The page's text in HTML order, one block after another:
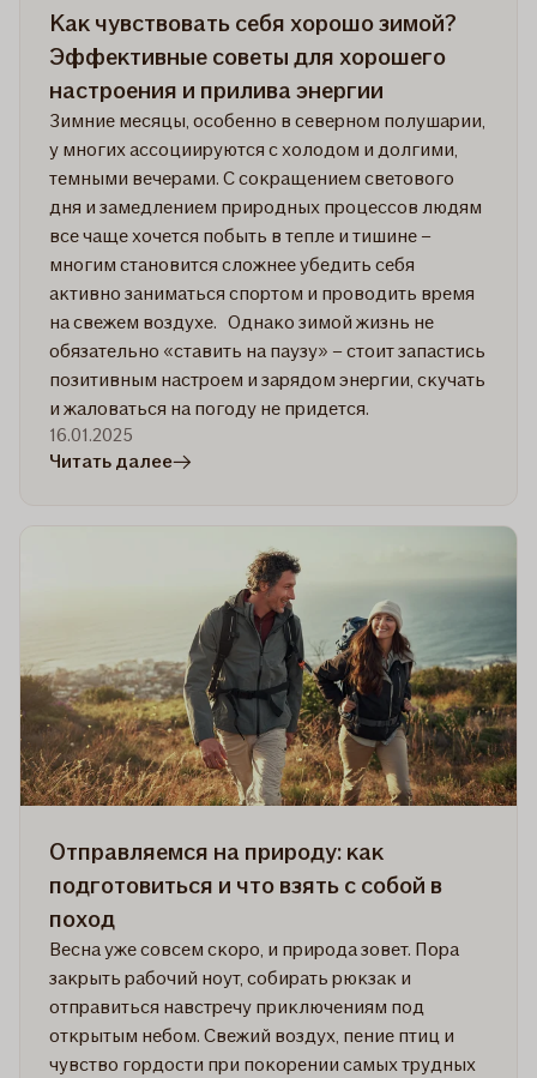
Как чувствовать себя хорошо зимой?
Эффективные советы для хорошего
настроения и прилива энергии
Зимние месяцы, особенно в северном полушарии,
у многих ассоциируются с холодом и долгими,
темными вечерами. С сокращением светового
дня и замедлением природных процессов людям
все чаще хочется побыть в тепле и тишине –
многим становится сложнее убедить себя
активно заниматься спортом и проводить время
на свежем воздухе. Однако зимой жизнь не
обязательно «ставить на паузу» – стоит запастись
позитивным настроем и зарядом энергии, скучать
и жаловаться на погоду не придется.
16.01.2025
Читать далеев
чувствовать
хорошо
зимой?
Эффективные
советы
для
хорошего
настроения
и
энергии
Отправляемся на природу: как
подготовиться и что взять с собой в
поход
Весна уже совсем скоро, и природа зовет. Пора
закрыть рабочий ноут, собирать рюкзак и
отправиться навстречу приключениям под
открытым небом. Свежий воздух, пение птиц и
чувство гордости при покорении самых трудных